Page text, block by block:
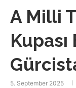
A Milli
5. September 2025